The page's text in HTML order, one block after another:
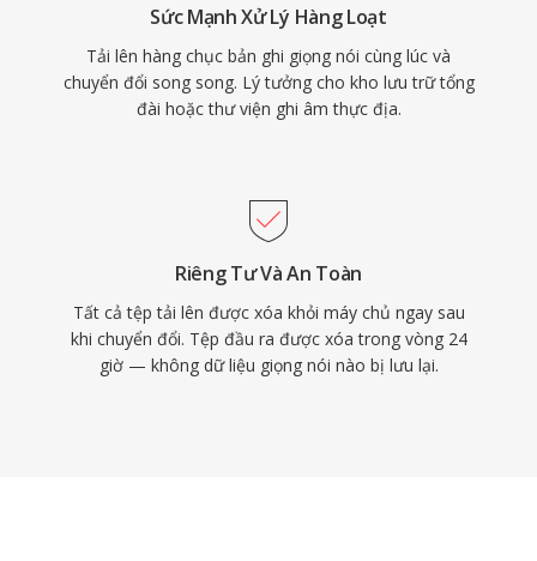
Sức Mạnh Xử Lý Hàng Loạt
Tải lên hàng chục bản ghi giọng nói cùng lúc và
chuyển đổi song song. Lý tưởng cho kho lưu trữ tổng
đài hoặc thư viện ghi âm thực địa.
Riêng Tư Và An Toàn
Tất cả tệp tải lên được xóa khỏi máy chủ ngay sau
khi chuyển đổi. Tệp đầu ra được xóa trong vòng 24
giờ — không dữ liệu giọng nói nào bị lưu lại.